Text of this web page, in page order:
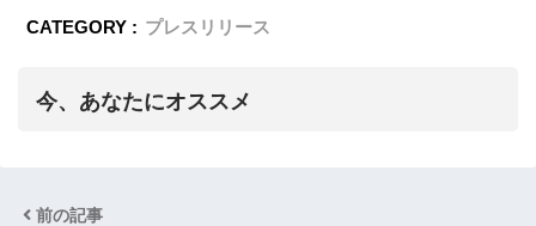
CATEGORY : プレスリリース
今、あなたにオススメ
前の記事